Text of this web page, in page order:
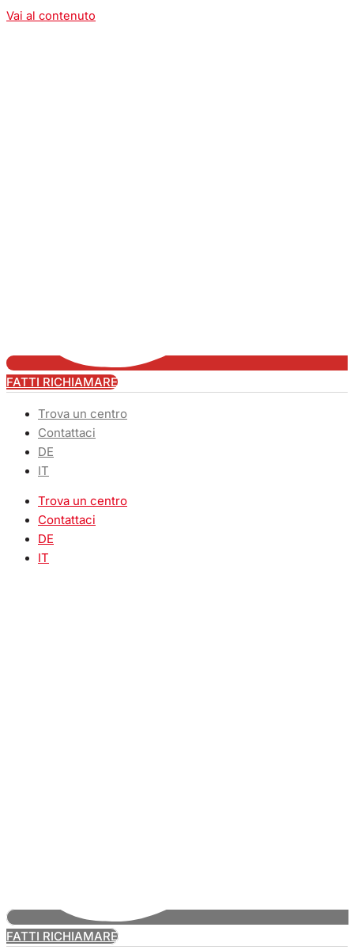
Vai al contenuto
FATTI RICHIAMARE
Trova un centro
Contattaci
DE
IT
Trova un centro
Contattaci
DE
IT
FATTI RICHIAMARE